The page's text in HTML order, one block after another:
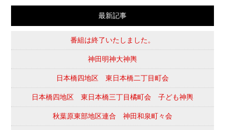
最新記事
番組は終了いたしました。
神田明神大神輿
日本橋四地区 東日本橋二丁目町会
日本橋四地区 東日本橋三丁目橘町会 子ども神輿
秋葉原東部地区連合 神田和泉町々会